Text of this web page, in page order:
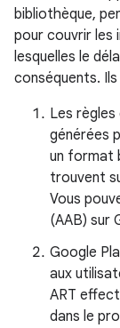
bibliothèque,
pour couvrir les
lesquelles le
conséquents.
Les
générées
un format
trouvent
Vous
(AAB) sur
Google
aux
ART
dans le